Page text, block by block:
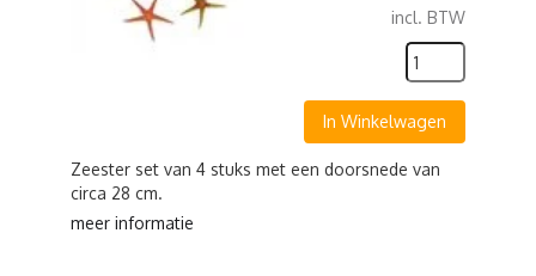
incl. BTW
In Winkelwagen
Zeester set van 4 stuks met een doorsnede van
circa 28 cm.
meer informatie